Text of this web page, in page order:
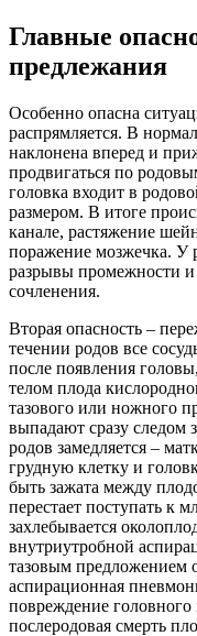
Главные
предлежания
Особенно опасна
распрямляется. В
наклонена вперед и
продвигаться по
головка входит в
размером. В итоге
канале, растяжение
поражение мозжечка. У
разрывы промежности
сочленения.
Вторая опасность –
течении родов все
после появления
телом плода
тазового или ножного
выпадают сразу следом
родов замедляется –
грудную клетку и
быть зажата между
перестает поступать к
захлебывается
внутриутробной
тазовым предложением
аспирационная
повреждение
послеродовая смерть